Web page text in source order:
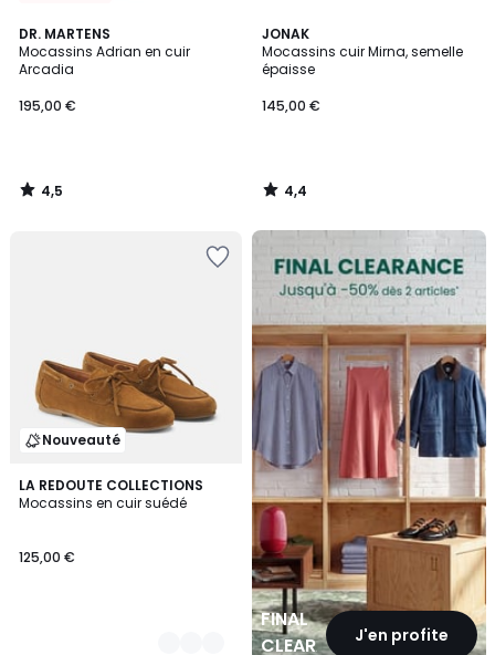
DR. MARTENS
Mocassins Adrian en cuir
Arcadia
195,00 €
4,5
/ 5
4,5
/
JONAK
Mocassins cuir Mirna, semelle
épaisse
145,00 €
4,4
/ 5
4,4
/
Nouveauté
LA REDOUTE COLLECTIONS
Mocassins en cuir suédé
125,00 €
2
Couleurs
FINAL
CLEARANCEJ'en profite
FINAL
CLEARANCE